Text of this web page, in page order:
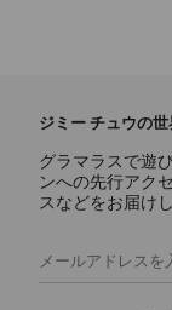
イリー使いのアイコ
ンに映えるラグ
スカーレットに代表
レザー仕上げを使用
多彩な魅力を
ジミー チュウの
グラマラスで遊
ンへの先行アク
スなどをお届けし